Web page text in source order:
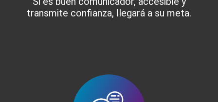
transmite confianza, llegará a su meta.